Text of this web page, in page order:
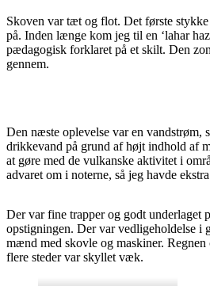
Skoven var tæt og flot. Det første stykke
på. Inden længe kom jeg til en ‘lahar
pædagogisk forklaret på et skilt. Den
gennem.
Den næste oplevelse var en vandstrøm,
drikkevand på grund af højt indhold af
at gøre med de vulkanske aktivitet i
advaret om i noterne, så jeg havde
Der var fine trapper og godt underlaget
opstigningen. Der var vedligeholdelse i
mænd med skovle og maskiner. Regnen
flere steder var skyllet væk.